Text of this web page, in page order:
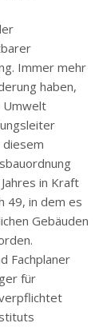
Immer mehr
haben,
Umwelt
diesem
in Kraft
49, in dem es
Gebäuden
Fachplaner
für